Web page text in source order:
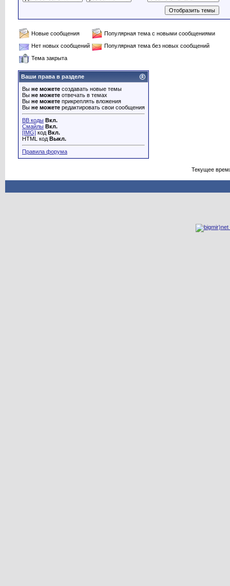
Новые сообщения
Популярная тема с новыми сообщениями
Нет новых сообщений
Популярная тема без новых сообщений
Тема закрыта
Ваши права в разделе
Вы не можете создавать новые темы
Вы не можете отвечать в темах
Вы не можете прикреплять вложения
Вы не можете редактировать свои сообщения
BB коды Вкл.
Смайлы Вкл.
[IMG] код Вкл.
HTML код Выкл.
Правила форума
Текущее